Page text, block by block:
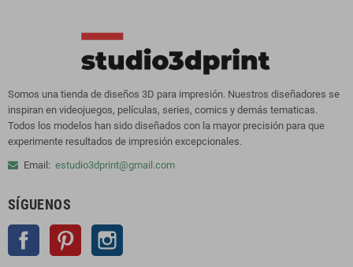
Somos una tienda de diseños 3D para impresión. Nuestros diseñadores se
inspiran en videojuegos, películas, series, comics y demás tematicas.
Todos los modelos han sido diseñados con la mayor precisión para que
experimente resultados de impresión excepcionales.
Email: estudio3dprint@gmail.com
SÍGUENOS
Facebook Pinterest